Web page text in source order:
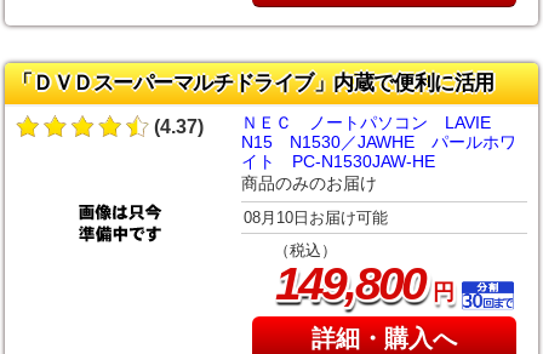
「ＤＶＤスーパーマルチドライブ」内蔵で便利に活用
(4.37)
ＮＥＣ ノートパソコン LAVIE
N15 N1530／JAWHE パールホワ
イト PC-N1530JAW-HE
商品のみのお届け
08月10日お届け可能
（税込）
149,800円
詳細・購入へ